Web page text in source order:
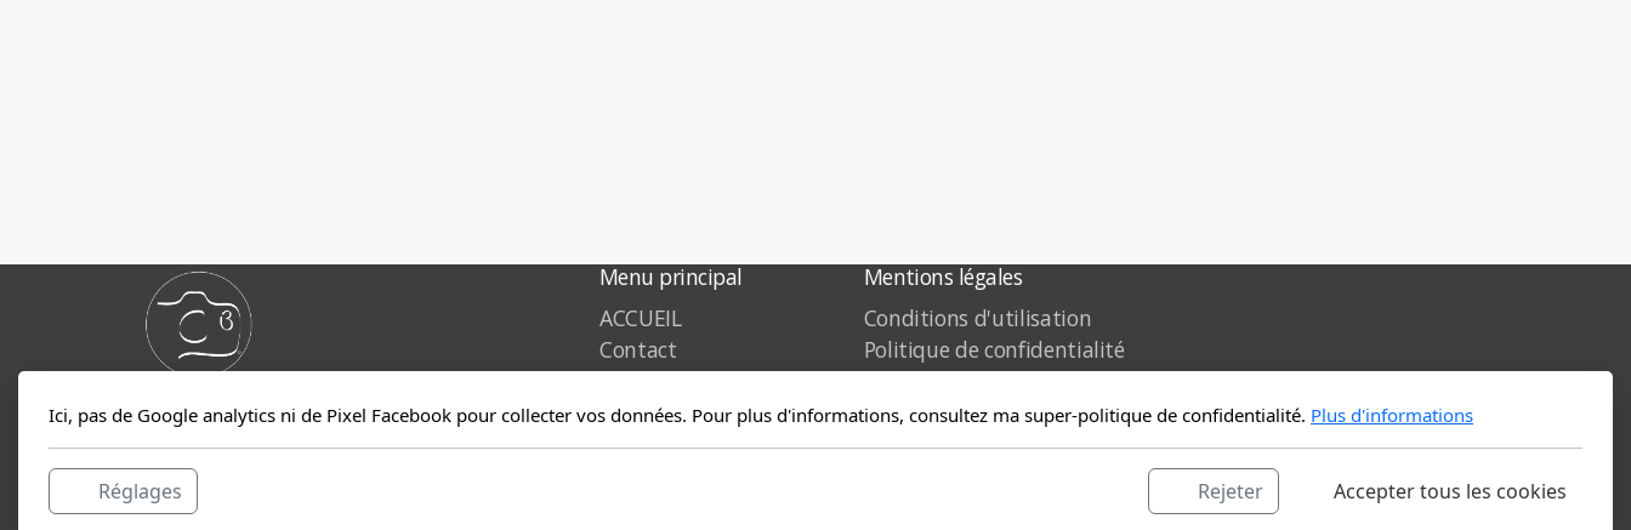
ARTIS FORMAE STUDIO PHOTO
Christine Bory, photographe
Basée à Turenne (Corrèze)
Menu principal
ACCUEIL
Contact
Mentions légales
Conditions d'utilisation
Politique de confidentialité
Mentions légales
Ici, pas de Google analytics ni de Pixel Facebook pour collecter vos données. Pour plus d'informations, consultez ma super-politique de confidentialité. Plus d'informations
Réglages Rejeter Accepter tous les cookies